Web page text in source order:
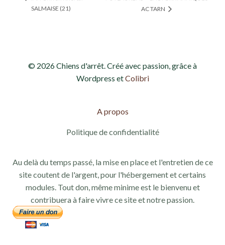
SALMAISE (21)
AC TARN
© 2026 Chiens d'arrêt. Créé avec passion, grâce à
Wordpress etColibri
A propos
Politique de confidentialité
Au delà du temps passé, la mise en place et l'entretien de ce
site coutent de l'argent, pour l'hébergement et certains
modules. Tout don, même minime est le bienvenu et
contribuera à faire vivre ce site et notre passion.